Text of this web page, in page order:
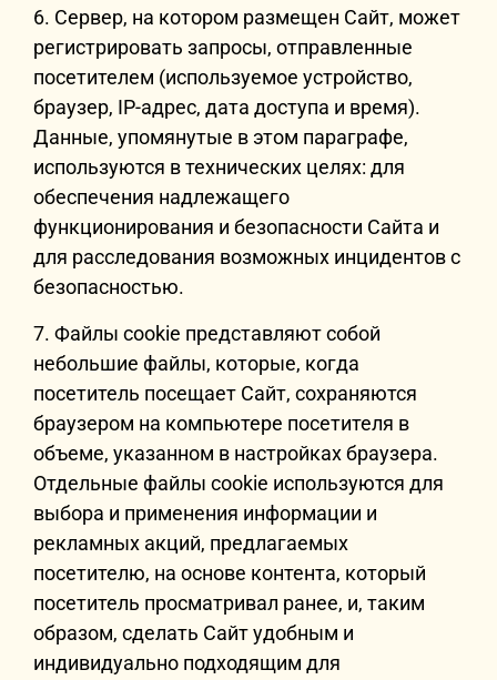
6. Сервер, на котором размещен Сайт, может
регистрировать запросы, отправленные
посетителем (используемое устройство,
браузер, IP-адрес, дата доступа и время).
Данные, упомянутые в этом параграфе,
используются в технических целях: для
обеспечения надлежащего
функционирования и безопасности Сайта и
для расследования возможных инцидентов с
безопасностью.
7. Файлы cookie представляют собой
небольшие файлы, которые, когда
посетитель посещает Сайт, сохраняются
браузером на компьютере посетителя в
объеме, указанном в настройках браузера.
Отдельные файлы cookie используются для
выбора и применения информации и
рекламных акций, предлагаемых
посетителю, на основе контента, который
посетитель просматривал ранее, и, таким
образом, сделать Сайт удобным и
индивидуально подходящим для